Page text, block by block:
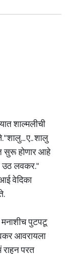
शाल्मलीची
ए.. शालु
होणार आहे
उठ लवकर."
वेदिका
पुटपटू
आवरायला
परत